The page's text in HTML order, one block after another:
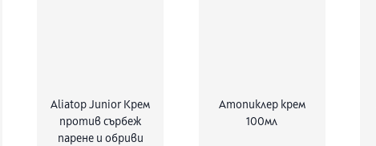
Aliatop Junior Крем
против сърбеж
парене и обриви
Атопиклер крем
100мл